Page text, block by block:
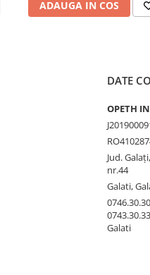
ADAUGA IN COS
DATE
OPETH
Jud.
nr.44
Galati,
Galati